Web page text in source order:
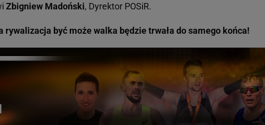
Zbigniew Madoński, Dyrektor POSiR.
rywalizacja być może walka będzie trwała do samego końca!